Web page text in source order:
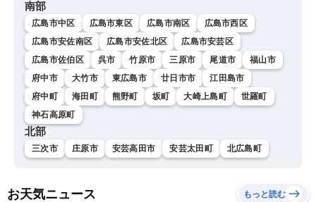
南部
広島市中区 広島市東区 広島市南区
広島市西区
広島市安佐南区
広島市安佐北区
広島市安芸区
広島市佐伯区
呉市 竹原市 三原市 尾道市
福山市
府中市
大竹市 東広島市 廿日市市
江田島市
府中町
海田町 熊野町 坂町 大崎上島町
世羅町
神石高原町
北部
三次市 庄原市 安芸高田市 安芸太田町 北広島町
お天気ニュース もっと読む